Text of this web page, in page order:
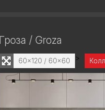
Гроза / Groza
>
60x120 / 60x60